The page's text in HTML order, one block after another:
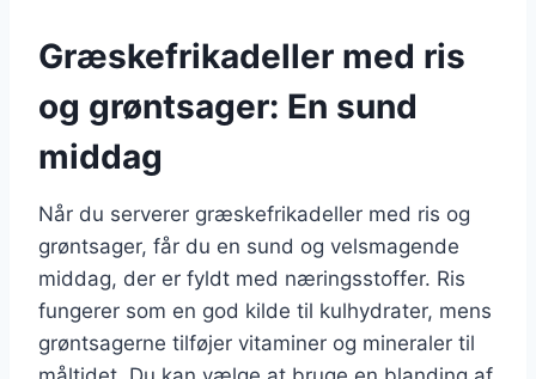
Græskefrikadeller med ris
og grøntsager: En sund
middag
Når du serverer græskefrikadeller med ris og
grøntsager, får du en sund og velsmagende
middag, der er fyldt med næringsstoffer. Ris
fungerer som en god kilde til kulhydrater, mens
grøntsagerne tilføjer vitaminer og mineraler til